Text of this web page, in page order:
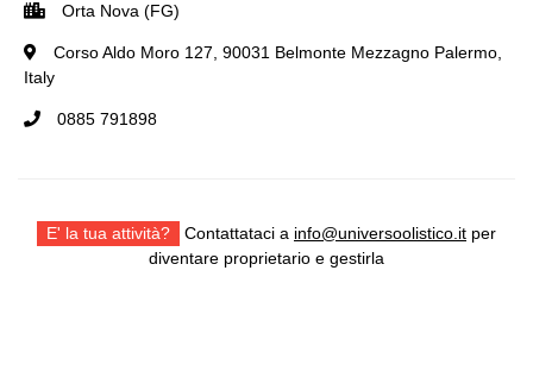
Orta Nova (FG)
Corso Aldo Moro 127, 90031 Belmonte Mezzagno Palermo,
Italy
0885 791898
E' la tua attività? Contattataci a info@universoolistico.it per
diventare proprietario e gestirla